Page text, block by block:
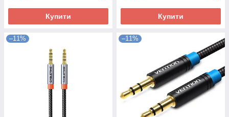
Купити Купити
–11% –11%